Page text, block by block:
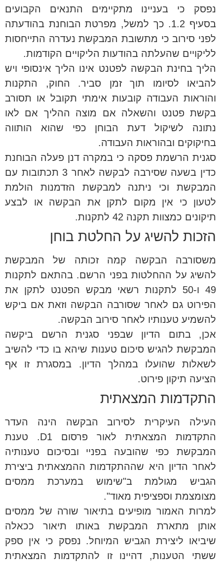
נפסק כי בעניינו מתקיימים התנאים הקבועים
בסעיף 1.2. כך למשל, מפרטת הבוחנת בהודעתה
לפני סירוב כי מתשובת המבקשת נעדרה התייחסות
לליקויים שהעלתה בהודעות הליקויים הקודמות.
הליך בחינת הבקשה לפטנט אינו הליך אינסופי ויש
להביאו לסיומו תוך זמן סביר. החוק, התקנות
והוראות העבודה קובעות אימתי תקובל או תסורב
בקשת פטנט והשאלה אם מוצה ההליך אם לאו
נתונה לשיקול דעת הבוחן כפי שהוא הותווה
בחיקוקים ובהוראות העבודה.
סגנית הרשמת פסקה כי במקרה דנן פעלה הבוחנת
כדין בשעה שסירבה לבקשה לאחר 3 תכתובות עם
המבקשת וכי ניתנה למבקשת הזדמנות הולמת
לטעון כי אין מקום לתקן את הבקשה או לבצע
תיקונים כמצוות תקנה 42 לתקנות.
הזכות להשיג על החלטת בוחן
משסורבה הבקשה קמה זכותה של המבקשת
להשיג על ההחלטות בפני הרשם. בהתאם לתקנות
49 ו-50 לתקנות רשאי מבקש הפטנט לתקן את
הפירוט גם לאחר שסורבה הבקשה וזאת אם ביקש
להשמיע טענותיו לאחר סירוב הבקשה.
אכן, בתום הדיון שבפני סגנית הרשם ביקשה
המבקשת להגיש סיכום טענות שיהא בו כדי להשיב
לשאלות שהועלו במהלך הדיון. במסגרת זו אף
הציעה תיקון פירוט.
התקדמות המצאתית
העילה העיקרית לסירוב הבקשה הינה העדר
התקדמות המצאתית לאור פרסום D1. טענת
המבקשת כפי שהובעה בפניי ובסיכום טענותיה
לאחר הדיון היא שההתקדמות ההמצאתית ביצירת
הגביש מגולמת ב"שימוש במערכת ממסים
מצומצמת וספציפית מאוד".
למרות האמור מופיעים בתיאור שורה של ממסים
אותן מתארת המבקשת באותו תיאור ככאלה
שיביאו ליצירת הגביש המיוחל. נפסק כי אין ספק
ששתי הטענות, דהיינו זו להתקדמות המצאתית